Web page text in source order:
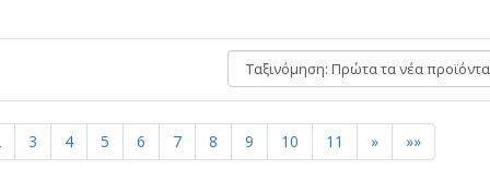
Ταξινόμηση:
3 4 5 6 7 8 9 10 11 » »»